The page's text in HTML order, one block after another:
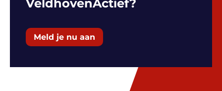
VeldhovenActief?
Meld je nu aan